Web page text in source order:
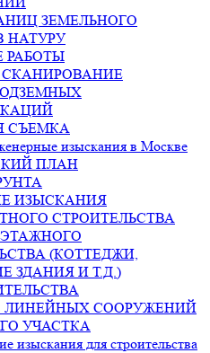
ЗЕМЕЛЬНОГО
НАТУРУ​
РАБОТЫ​
СКАНИРОВАНИЕ​
СЪЕМКА
изыскания​ в Москве
ПЛАН​
ИЗЫСКАНИЯ
СТРОИТЕЛЬСТВА
(КОТТЕДЖИ,
ЗДАНИЯ И Т.Д.)
ЛИНЕЙНЫХ СООРУЖЕНИЙ
УЧАСТКА
изыскания для строительства